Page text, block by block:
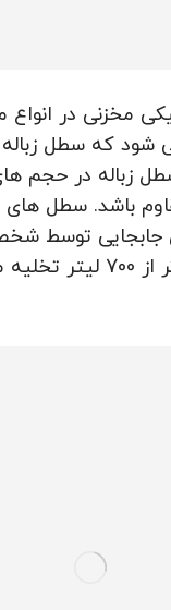
مخزنی در انواع
که سطل زباله
زباله در حجم های
جابجایی توسط
در حجم های بالاتر از